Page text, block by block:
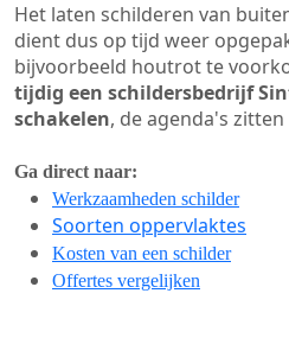
Het laten schilderen van
dient dus op tijd weer
bijvoorbeeld houtrot te
tijdig een schildersbedrijf
schakelen, de agenda's
Ga direct naar:
Werkzaamheden schilder
Soorten oppervlaktes
Kosten van een schilder
Offertes vergelijken